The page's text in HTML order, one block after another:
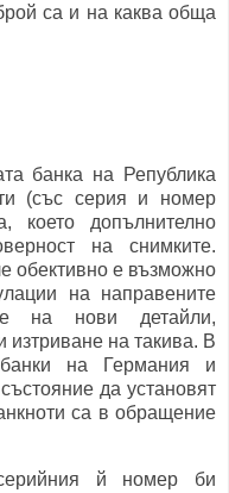
са и на каква обща
банка на Република
(със серия и номер
което допълнително
на снимките.
обективно е възможно
на направените
на нови детайли,
на такива. В
банки на Германия и
да установят
са в обращение
й номер би